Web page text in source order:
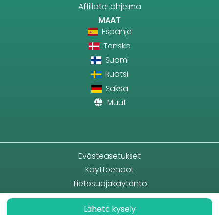
Lähetä kysely
Affiliate-ohjelma
MAAT
Espanja
Tanska
Suomi
Ruotsi
Saksa
Muut
Evästeasetukset
Käyttöehdot
Tietosuojakäytäntö